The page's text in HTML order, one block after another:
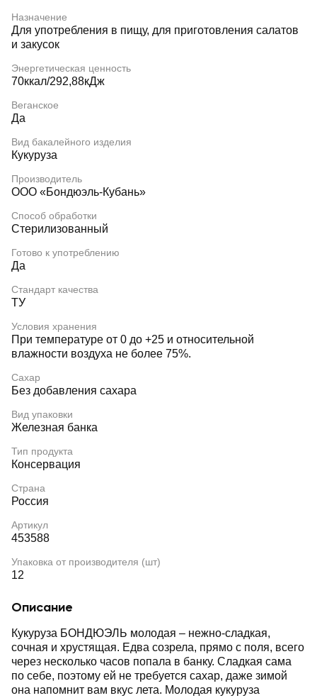
Назначение
Для употребления в пищу, для приготовления салатов
и закусок
Энергетическая ценность
70ккал/292,88кДж
Веганское
Да
Вид бакалейного изделия
Кукуруза
Производитель
ООО «Бондюэль-Кубань»
Способ обработки
Стерилизованный
Готово к употреблению
Да
Стандарт качества
ТУ
Условия хранения
При температуре от 0 до +25 и относительной
влажности воздуха не более 75%.
Сахар
Без добавления сахара
Вид упаковки
Железная банка
Тип продукта
Консервация
Страна
Россия
Артикул
453588
Упаковка от производителя (шт)
12
Описание
Кукуруза БОНДЮЭЛЬ молодая – нежно-сладкая,
сочная и хрустящая. Едва созрела, прямо с поля, всего
через несколько часов попала в банку. Сладкая сама
по себе, поэтому ей не требуется сахар, даже зимой
она напомнит вам вкус лета. Молодая кукуруза